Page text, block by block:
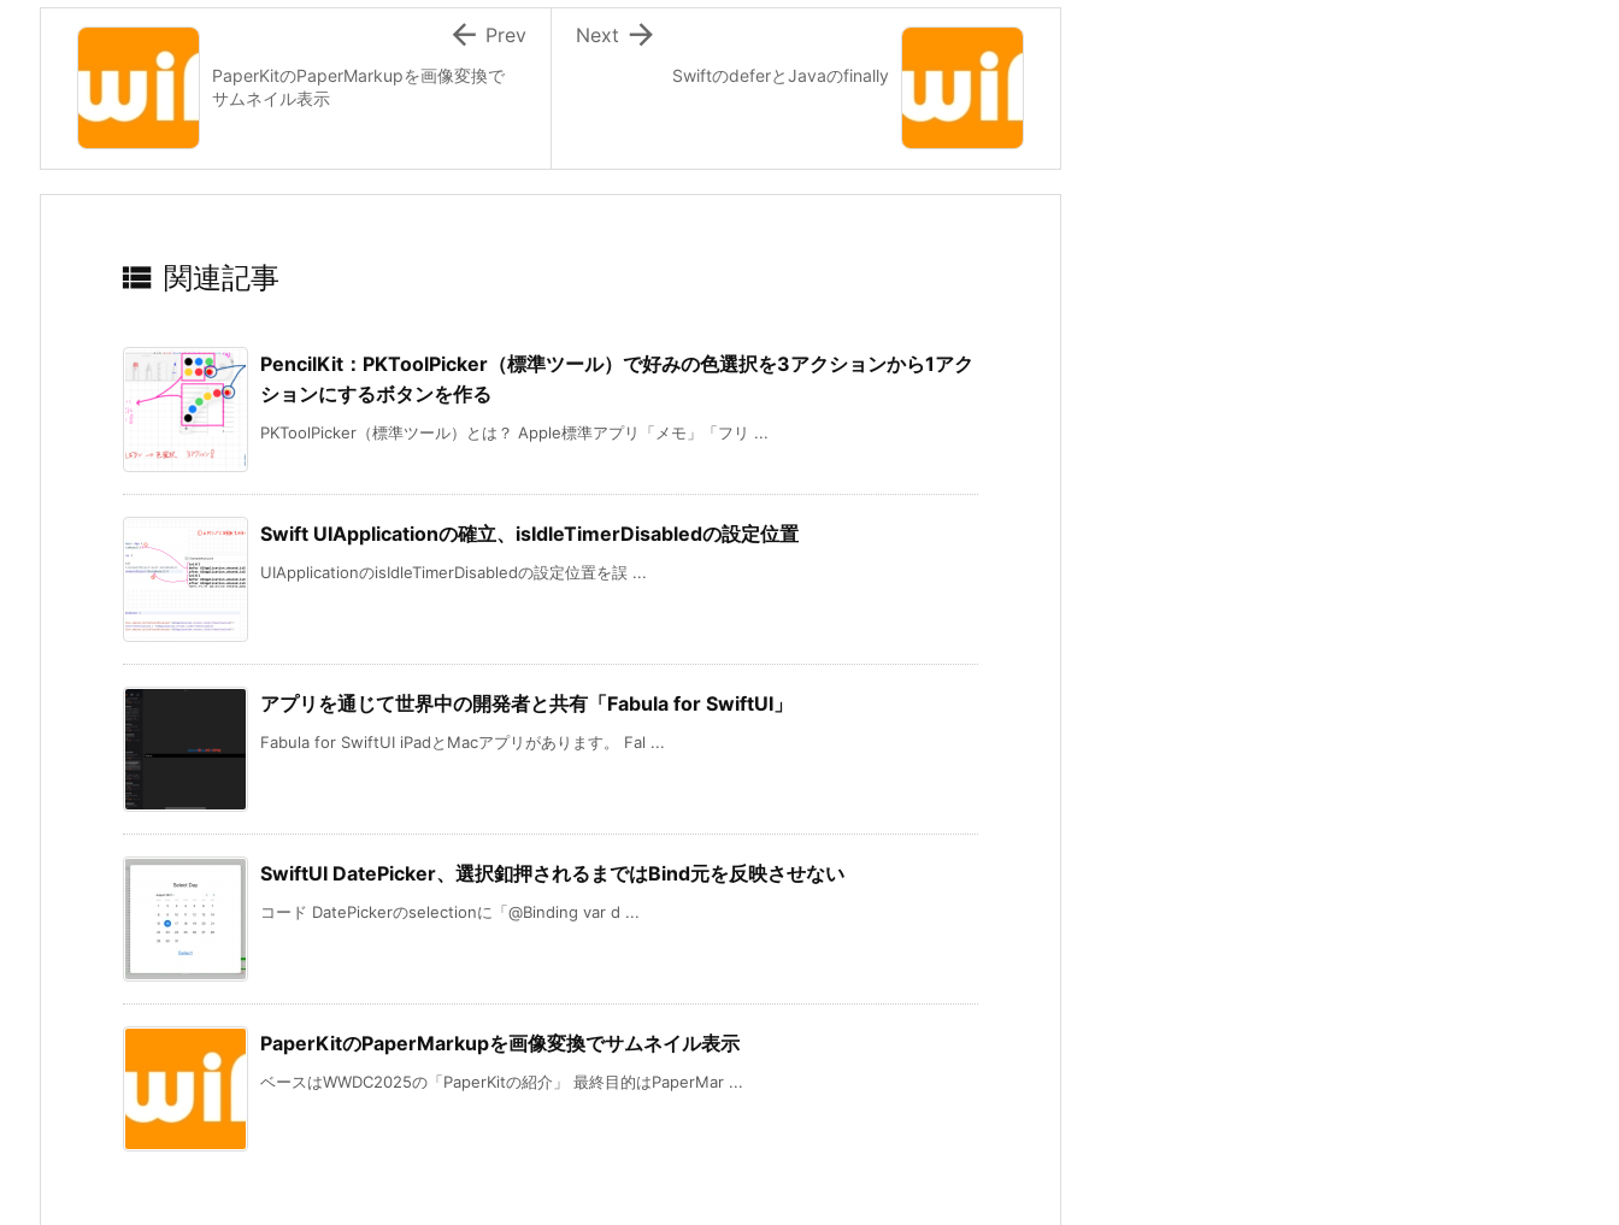
SwiftのdeferとJavaのfinally

Next
PaperKitのPaperMarkupを画像変換で
サムネイル表示
 Prev
 関連記事
PencilKit：PKToolPicker（標準ツール）で好みの色選択を3アクションから1アク
ションにするボタンを作る
PKToolPicker（標準ツール）とは？ Apple標準アプリ「メモ」「フリ ...
Swift UIApplicationの確立、isIdleTimerDisabledの設定位置
UIApplicationのisIdleTimerDisabledの設定位置を誤 ...
アプリを通じて世界中の開発者と共有「Fabula for SwiftUI」
Fabula for SwiftUI iPadとMacアプリがあります。 Fal ...
SwiftUI DatePicker、選択釦押されるまではBind元を反映させない
コード DatePickerのselectionに「@Binding var d ...
PaperKitのPaperMarkupを画像変換でサムネイル表示
ベースはWWDC2025の「PaperKitの紹介」 最終目的はPaperMar ...